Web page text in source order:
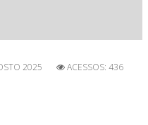
2025 ACESSOS: 436